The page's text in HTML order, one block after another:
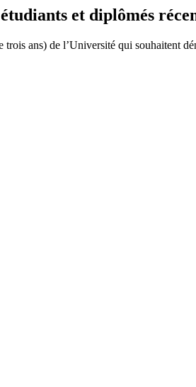
et diplômés
trois ans) de l’Université qui souhaitent